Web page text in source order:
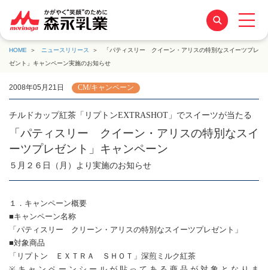
HOME ニュースリリース
「パティスリー クイーン・アリスの特別なスイーツプレ
ゼント」キャンペーン実施のお知らせ
2008年05月21日 CM/キャンペーン
チルドカップ紅茶「リプトンEXTRASHOT」でスイーツが当たる
「パティスリー クイーン・アリスの特別なスイ
ーツプレゼント」キャンペーン
５月２６日（月）より実施のお知らせ
１．キャンペーン概要
■キャンペーン名称
「パティスリー クリーン・アリスの特別なスイーツプレゼント」
■対象商品
「リプトン ＥＸＴＲＡ ＳＨＯＴ」深煎ミルク紅茶